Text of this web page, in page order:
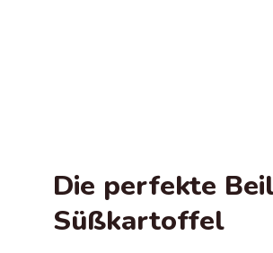
Die perfekte
Süßkartoffel